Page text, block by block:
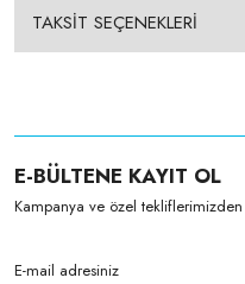
TAKSİT SEÇENEKLERİ
E-BÜLTENE KAYIT OL
Kampanya ve özel